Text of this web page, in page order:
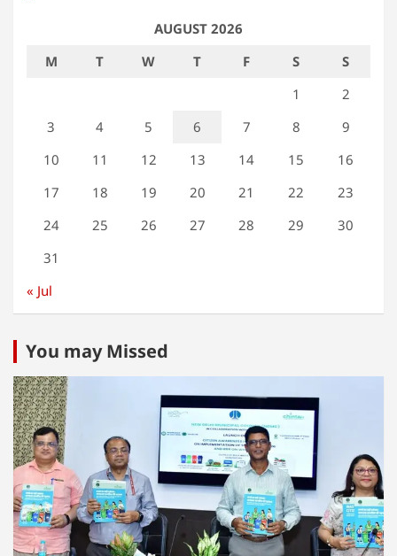
AUGUST 2026
M
T W T F S
S
1
2
3
4 5 6 7 8
9
10
11 12 13 14 15
16
17
18 19 20 21 22
23
24
25 26 27 28 29
30
31
« Jul
You may Missed